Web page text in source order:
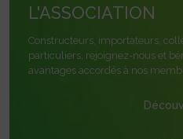
L'ASSOCIATION
Constructeurs, importateurs,
particuliers, rejoignez-nous et
avantages accordés à nos